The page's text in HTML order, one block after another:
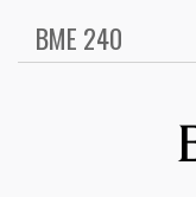
BME 240